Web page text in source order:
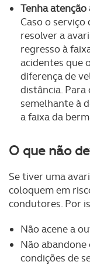
Tenha
Caso o serviço
resolver a
regresso à
acidentes que
diferença de
distância. Para
semelhante à
a faixa da
O que não
Se tiver uma
coloquem em
condutores. Por
Não acene a
Não
condições de